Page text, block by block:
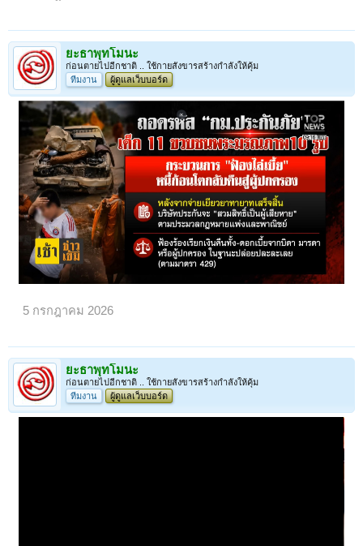
ยะธาพุทโมนะ
ก่อนตายไปอีกชาติ .. ใช้กายสังขารสร้างกำลังให้คุ้ม
ทีมงาน
ผู้ดูแลเว็บบอร์ด
5 กรกฎาคม 2026
ยะธาพุทโมนะ
ก่อนตายไปอีกชาติ .. ใช้กายสังขารสร้างกำลังให้คุ้ม
ทีมงาน
ผู้ดูแลเว็บบอร์ด